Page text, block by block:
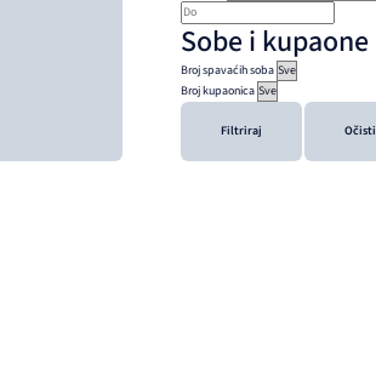
Sobe i kupaone
Broj spavaćih soba
Broj kupaonica
Filtriraj Očisti